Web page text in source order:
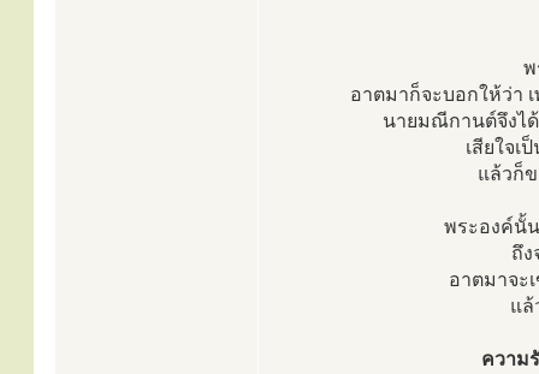
พ
อาตมาก็จะบอกให้ว่า
นายมณีกานต์จึงไ
เสียใจ
แล้วก็
พระองค์นั้
ถึ
อาตมาจะ
แล้
ความ